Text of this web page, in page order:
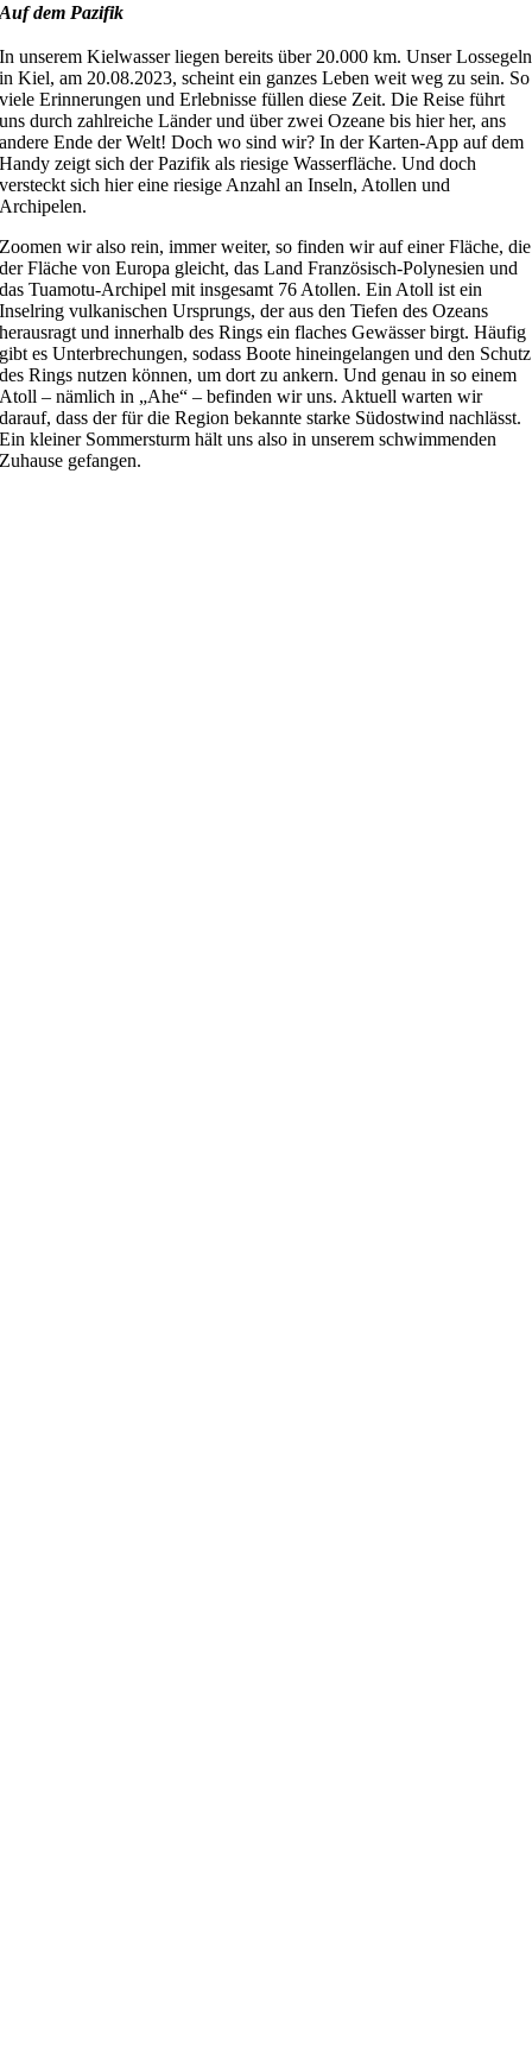
Auf dem Pazifik
In unserem Kielwasser liegen bereits über 20.000 km. Unser Lossegeln
in Kiel, am 20.08.2023, scheint ein ganzes Leben weit weg zu sein. So
viele Erinnerungen und Erlebnisse füllen diese Zeit. Die Reise führt
uns durch zahlreiche Länder und über zwei Ozeane bis hier her, ans
andere Ende der Welt! Doch wo sind wir? In der Karten-App auf dem
Handy zeigt sich der Pazifik als riesige Wasserfläche. Und doch
versteckt sich hier eine riesige Anzahl an Inseln, Atollen und
Archipelen.
Zoomen wir also rein, immer weiter, so finden wir auf einer Fläche, die
der Fläche von Europa gleicht, das Land Französisch-Polynesien und
das Tuamotu-Archipel mit insgesamt 76 Atollen. Ein Atoll ist ein
Inselring vulkanischen Ursprungs, der aus den Tiefen des Ozeans
herausragt und innerhalb des Rings ein flaches Gewässer birgt. Häufig
gibt es Unterbrechungen, sodass Boote hineingelangen und den Schutz
des Rings nutzen können, um dort zu ankern. Und genau in so einem
Atoll – nämlich in „Ahe“ – befinden wir uns. Aktuell warten wir
darauf, dass der für die Region bekannte starke Südostwind nachlässt.
Ein kleiner Sommersturm hält uns also in unserem schwimmenden
Zuhause gefangen.